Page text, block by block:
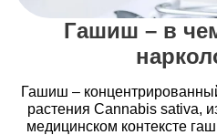
Гашиш – в
Гашиш –
растения Cannabis sativa,
медицинском контексте